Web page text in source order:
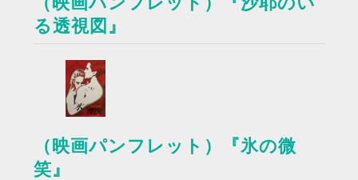
る透視図』
（映画パンフレット）『氷の微
笑』